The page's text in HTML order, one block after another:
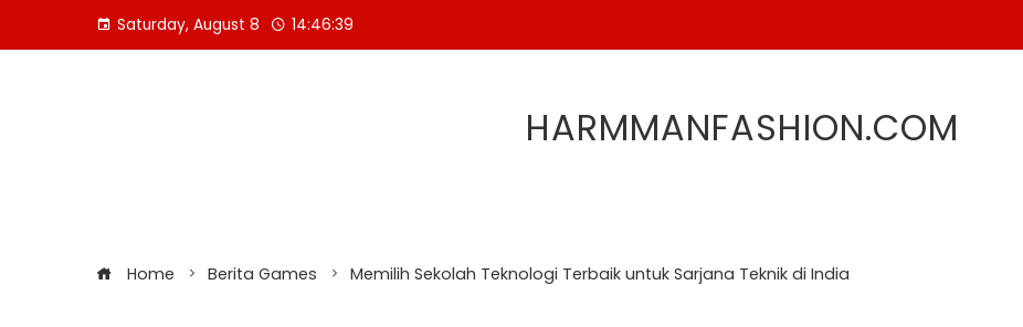
Saturday, August 8 14:46:40
HARMMANFASHION.COM
Home Berita Games Memilih Sekolah Teknologi Terbaik untuk Sarjana Teknik di India